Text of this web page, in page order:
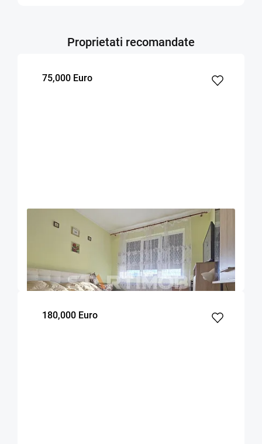
Proprietati recomandate
75,000 Euro
OFERTA NOUA COMISION 2%
Apartament doua camere Triaj
dormitor
3
Etaj
180,000 Euro